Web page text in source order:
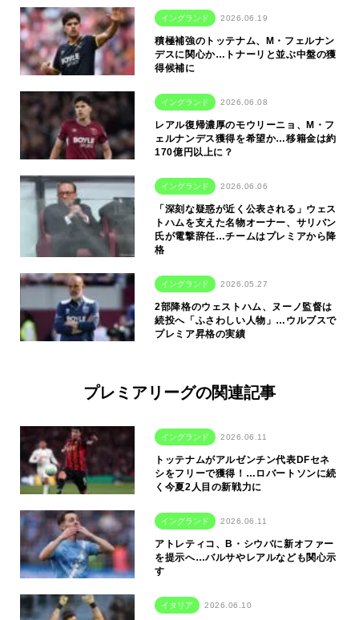
イングランド 2026.06.19
積極補強のトッテナム、M・フェルナン
デスに関心か…トナーリと並ぶ中盤の獲
得候補に
イングランド 2026.06.08
レアル復帰濃厚のモウリーニョ、M・フ
ェルナンデス獲得を希望か…移籍金は約
170億円以上に？
イングランド 2026.06.06
「深刻な疑惑が近く公表される」ウェス
トハムを支えた名物オーナー、サリバン
氏が電撃辞任…チームはプレミアから降
格
イングランド 2026.05.27
2部降格のウェストハム、ヌーノ監督は
続投へ「ふさわしい人物」…ウルブスで
プレミア昇格の実績
プレミアリーグの関連記事
イングランド 2026.06.11
トッテナムがアルゼンチン代表DFセネ
シをフリーで獲得！…ロバートソンに続
く今夏2人目の新戦力に
イングランド 2026.06.11
アトレティコ、B・シウバに新オファー
を提示へ…バルサやレアルなども関心示
す
イタリア 2026.06.10